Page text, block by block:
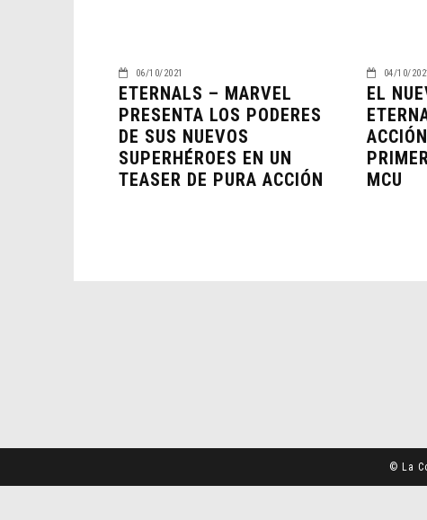
06/10/2021
ETERNALS – MARVEL
PRESENTA LOS PODERES
DE SUS NUEVOS
SUPERHÉROES EN UN
TEASER DE PURA ACCIÓN
04/10/
EL
MCU
© La